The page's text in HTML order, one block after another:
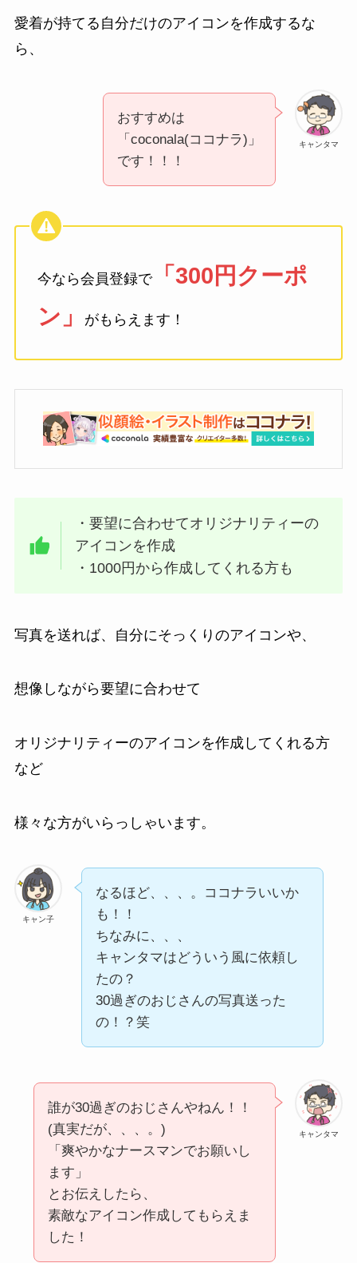
愛着が持てる自分だけのアイコンを作成するな
ら、
キャンタマ
おすすめは
「coconala(ココナラ)」
です！！！
今なら会員登録で「300円クーポ
ン」
がもらえます！
・要望に合わせてオリジナリティーの
アイコンを作成
・1000円から作成してくれる方も
写真を送れば、自分にそっくりのアイコンや、
想像しながら要望に合わせて
オリジナリティーのアイコンを作成してくれる方
など
様々な方がいらっしゃいます。
キャン子
なるほど、、、。ココナラいいか
も！！
ちなみに、、、
キャンタマはどういう風に依頼し
たの？
30過ぎのおじさんの写真送った
の！？笑
キャンタマ
誰が30過ぎのおじさんやねん！！
(真実だが、、、。)
「爽やかなナースマンでお願いし
ます」
とお伝えしたら、
素敵なアイコン作成してもらえま
した！